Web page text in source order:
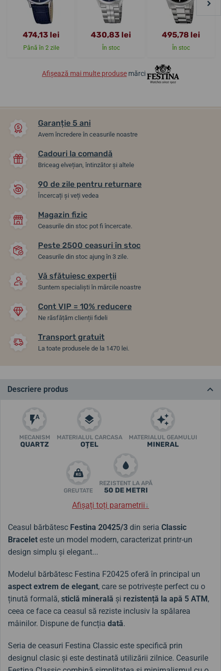
474,13 lei
Până în 2 zile
430,83 lei
În stoc
495,78 lei
În stoc
Afișează mai multe produse mărci
Garanție 5 ani
Avem încredere în ceasurile noastre
Cadouri la comandă
Briceag elvețian, întinzător și altele
90 de zile pentru returnare
Încercați și veți vedea
Magazin fizic
Ceasurile din stoc pot fi încercate.
Peste 2500 ceasuri în stoc
Ceasurile din stoc ajung în 3 zile.
Vă sfătuiesc experții
Suntem specialiști în mărcile noastre
Cont VIP = 10% reducere
Ne răsfățăm clienții fideli
Transport gratuit
La toate produsele de la 1470 lei.
Descriere produs
MECANISM
QUARTZ
MATERIALUL CARCASA
OȚEL
MATERIALUL GEAMULUI
MINERAL
GREUTATE
REZISTENT LA APĂ
50 DE METRI
Afișați toți parametrii↓
Ceasul bărbătesc Festina 20425/3 din seria Classic
Bracelet este un model modern, caracterizat printr-un
design simplu și elegant...
Modelul bărbătesc Festina F20425 oferă în principal un
aspect extrem de elegant, care se potrivește perfect cu o
ținută formală, sticlă minerală și rezistență la apă 5 ATM,
ceea ce face ca ceasul să reziste inclusiv la spălarea
mâinilor. Dispune de funcția dată.
Seria de ceasuri Festina Classic este specifică prin
designul clasic și este destinată utilizării zilnice. Ceasurile